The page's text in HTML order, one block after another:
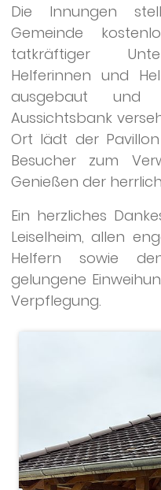
Die Innungen
Gemeinde
tatkräftiger
Helferinnen und
ausgebaut und
Aussichtsbank
Ort lädt der
Besucher zum
Genießen der
Ein herzliches
Leiselheim, allen
Helfern sowie
gelungene
Verpflegung.